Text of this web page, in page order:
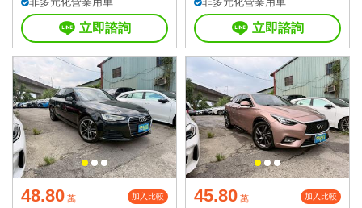
立即諮詢 立即諮詢
48.80 萬 加入比較 45.80 萬 加入比較